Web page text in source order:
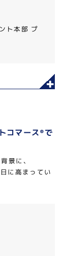
ト本部 プ
コマース®️で
景に、
に高まってい